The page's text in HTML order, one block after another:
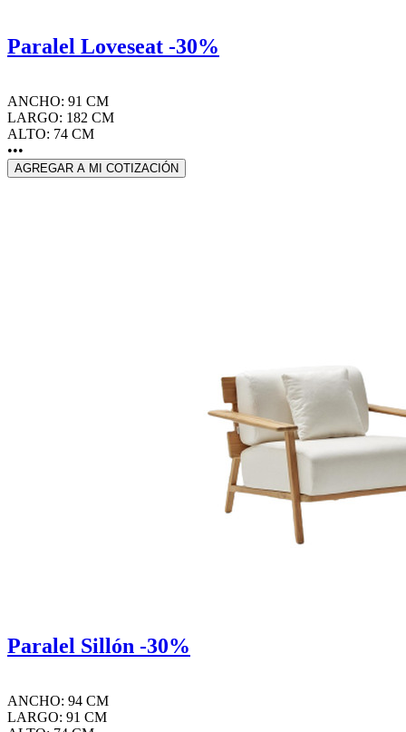
Paralel Loveseat -30%
ANCHO: 91 CM
LARGO: 182 CM
ALTO: 74 CM
•••
AGREGAR A MI COTIZACIÓN
Paralel Sillón -30%
ANCHO: 94 CM
LARGO: 91 CM